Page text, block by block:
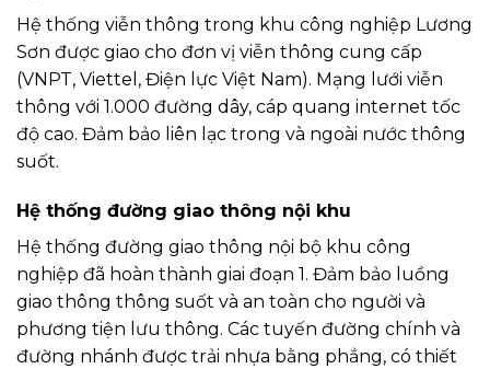
Hệ thống viễn thông trong khu công nghiệp Lương
Sơn được giao cho đơn vị viễn thông cung cấp
(VNPT, Viettel, Điện lực Việt Nam). Mạng lưới viễn
thông với 1.000 đường dây, cáp quang internet tốc
độ cao. Đảm bảo liên lạc trong và ngoài nước thông
suốt.
Hệ thống đường giao thông nội khu
Hệ thống đường giao thông nội bộ khu công
nghiệp đã hoàn thành giai đoạn 1. Đảm bảo luồng
giao thông thông suốt và an toàn cho người và
phương tiện lưu thông. Các tuyến đường chính và
đường nhánh được trải nhựa bằng phẳng, có thiết